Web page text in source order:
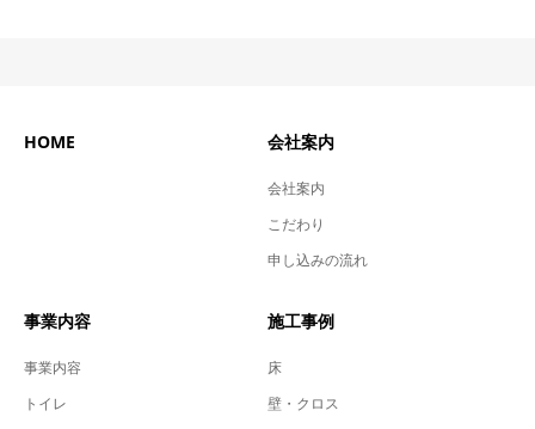
HOME 会社案内
会社案内
こだわり
申し込みの流れ
事業内容
事業内容
トイレ
施工事例
床
壁・クロス